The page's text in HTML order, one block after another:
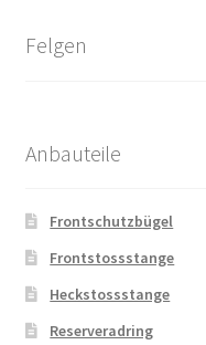
Felgen
Anbauteile
Frontschutzbügel
Frontstossstange
Heckstossstange
Reserveradring